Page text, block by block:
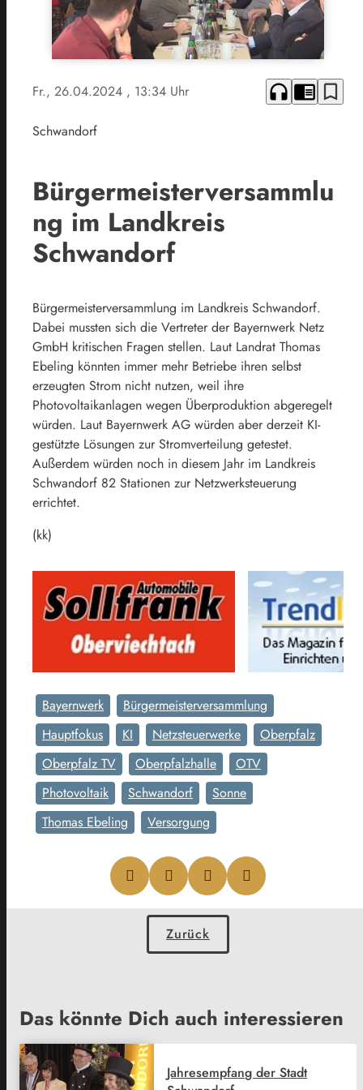
Fr., 26.04.2024 , 13:34 Uhr headphones chrome_reader_mode bookmark_border
Schwandorf
Bürgermeisterversammlu
ng im Landkreis
Schwandorf
Bürgermeisterversammlung im Landkreis Schwandorf.
Dabei mussten sich die Vertreter der Bayernwerk Netz
GmbH kritischen Fragen stellen. Laut Landrat Thomas
Ebeling könnten immer mehr Betriebe ihren selbst
erzeugten Strom nicht nutzen, weil ihre
Photovoltaikanlagen wegen Überproduktion abgeregelt
würden. Laut Bayernwerk AG würden aber derzeit KI-
gestützte Lösungen zur Stromverteilung getestet.
Außerdem würden noch in diesem Jahr im Landkreis
Schwandorf 82 Stationen zur Netzwerksteuerung
errichtet.
(kk)
Bayernwerk
Bürgermeisterversammlung
Hauptfokus
KI Netzsteuerwerke
Oberpfalz
Oberpfalz TV
Oberpfalzhalle
OTV
Photovoltaik
Schwandorf
Sonne
Thomas Ebeling
Versorgung
Zurück
Das könnte Dich auch interessieren
Jahresempfang der Stadt